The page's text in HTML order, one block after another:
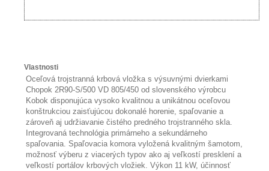
Vlastnosti
Oceľová trojstranná krbová vložka s výsuvnými dvierkami
Chopok 2R90-S/500 VD 805/450 od slovenského výrobcu
Kobok disponujúca vysoko kvalitnou a unikátnou oceľovou
konštrukciou zaisťujúcou dokonalé horenie, spaľovanie a
zároveň aj udržiavanie čistého predného trojstranného skla.
Integrovaná technológia primárneho a sekundárneho
spaľovania. Spaľovacia komora vyložená kvalitným šamotom,
možnosť výberu z viacerých typov ako aj veľkostí presklení a
veľkostí portálov krbových vložiek. Výkon 11 kW, účinnosť